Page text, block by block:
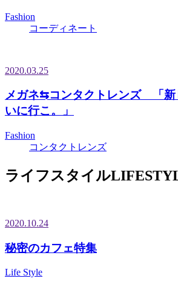
Fashion
コーディネート
2020.03.25
メガネ⇆コンタクトレンズ 「新
いに行こ。」
Fashion
コンタクトレンズ
ライフスタイル
2020.10.24
秘密のカフェ特集
Life Style